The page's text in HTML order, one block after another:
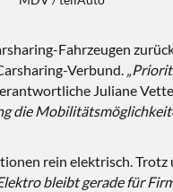
Fahrzeugen
Verbund.
Juliane
rein elektrisch.
bleibt gerade für